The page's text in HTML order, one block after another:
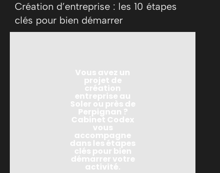
Création d’entreprise : les 10 étapes
clés pour bien démarrer
Vous avez un
projet de
création
entreprise au
Soler ou près de
Perpignan ?
Cabinet Codex
vous
accompagne
dans les étapes
clés pour bien
démarrer votre
activité.